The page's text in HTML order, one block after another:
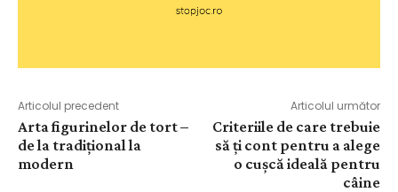
Articolul precedent
Arta figurinelor de tort –
de la tradițional la
modern
Articolul următor
Criteriile de care trebuie
să ți cont pentru a alege
o cușcă ideală pentru
câine